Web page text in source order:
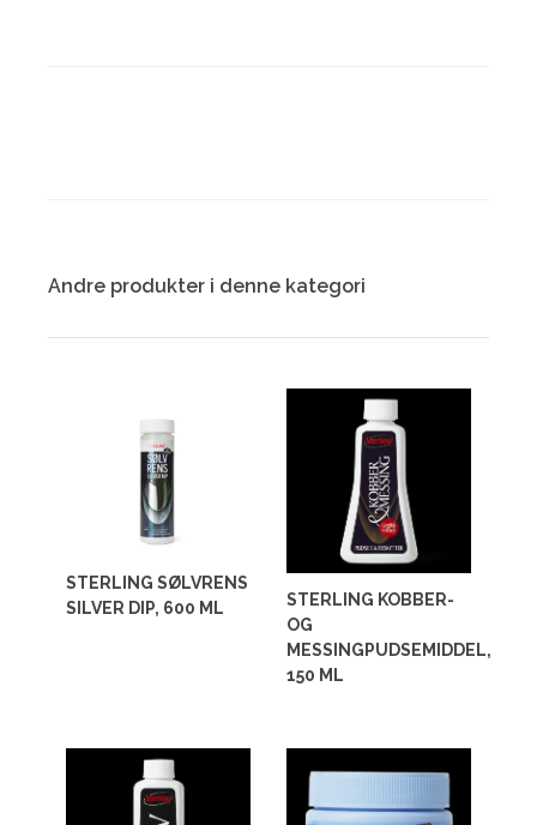
Andre produkter i denne kategori
STERLING SØLVRENS
SILVER DIP, 600 ML
STERLING KOBBER-
OG
MESSINGPUDSEMIDDEL,
150 ML